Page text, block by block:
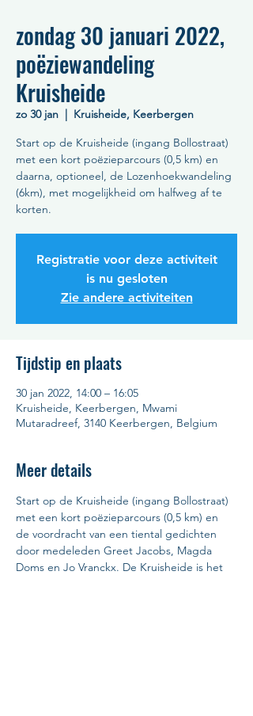
zondag 30 januari 2022,
poëziewandeling
Kruisheide
zo 30 jan
  |
Kruisheide, Keerbergen
Start op de Kruisheide (ingang Bollostraat)
met een kort poëzieparcours (0,5 km) en
daarna, optioneel, de Lozenhoekwandeling
(6km), met mogelijkheid om halfweg af te
korten.
Registratie voor deze activiteit
is nu gesloten
Zie andere activiteiten
Tijdstip en plaats
30 jan 2022, 14:00 – 16:05
Kruisheide, Keerbergen, Mwami
Mutaradreef, 3140 Keerbergen, Belgium
Meer details
Start op de Kruisheide (ingang Bollostraat)
met een kort poëzieparcours (0,5 km) en
de voordracht van een tiental gedichten
door medeleden Greet Jacobs, Magda
Doms en Jo Vranckx. De Kruisheide is het